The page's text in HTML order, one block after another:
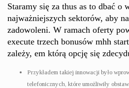
Staramy się za thus as to dbać o
najważniejszych sektorów, aby
zadowoleni. W ramach oferty
execute trzech bonusów mhh
zależy, em którą opcję się
Przykładem takiej innowacji było
telefonicznych, które umożliwiły